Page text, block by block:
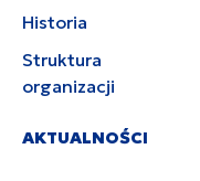
Historia
Struktura
organizacji
AKTUALNOŚCI